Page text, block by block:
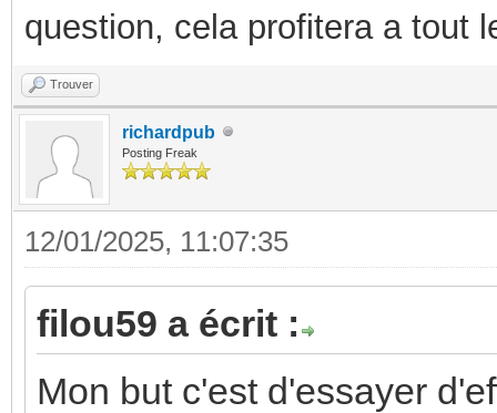
question, cela profitera a tout
Trouver
richardpub
Posting Freak
12/01/2025, 11:07:35
filou59 a écrit :
Mon but c'est d'essayer